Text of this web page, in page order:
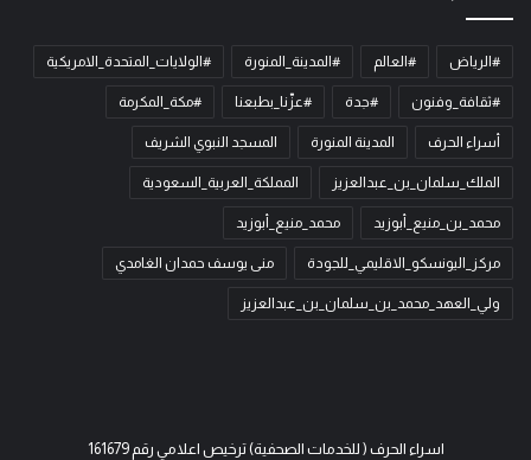
#الرياض #العالم #المدينة_المنورة #الولايات_المتحدة_الامريكية
#ثقافة_وفنون #جدة #عزّنا_بطبعنا #مكة_المكرمة
أسراء الحرف المدينة المنورة المسجد النبوي الشريف
الملك_سلمان_بن_عبدالعزيز المملكة_العربية_السعودية
محمد_بن_منيع_أبوزيد محمد_منيع_أبوزيد
مركز_اليونسكو_الاقليمي_للجودة منى يوسف حمدان الغامدي
ولي_العهد_محمد_بن_سلمان_بن_عبدالعزيز
اسراء الحرف ( للخدمات الصحفية) ترخيص اعلامي رقم 161679